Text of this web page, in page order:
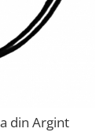
din Argint